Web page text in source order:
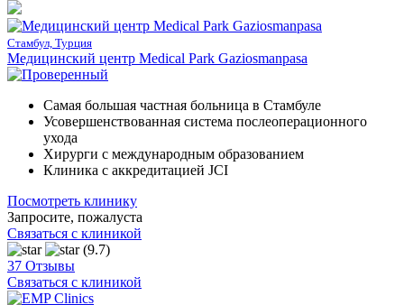
Стамбул, Турция
Медицинский центр Medical Park Gaziosmanpasa
Самая большая частная больница в Стамбуле
Усовершенствованная система послеоперационного
ухода
Хирурги с международным образованием
Клиника с аккредитацией JCI
Посмотреть клинику
Запросите, пожалуста
Связаться с клиникой
(9.7)
37 Отзывы
Связаться с клиникой